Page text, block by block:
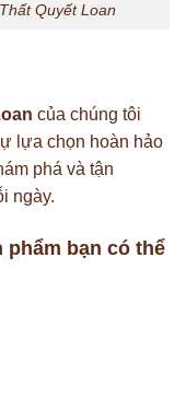
Quyết Loan
của chúng tôi
lựa chọn hoàn hảo
phá và tận
ngày.
phẩm bạn có thể